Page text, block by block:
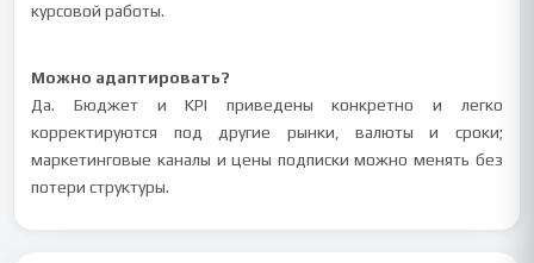
курсовой работы.
Можно адаптировать?
Да. Бюджет и KPI приведены конкретно и легко
корректируются под другие рынки, валюты и сроки;
маркетинговые каналы и цены подписки можно менять без
потери структуры.